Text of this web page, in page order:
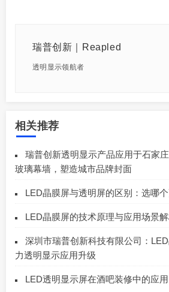
瑞普创新｜Reapled
透明显示领航者
相关推荐
瑞普创新透明显示产品应用于石家
玻璃幕墙，塑造城市品牌封面
LED晶膜屏与透明屏的区别：选哪个
LED晶膜屏的技术原理与应用场景
深圳市瑞普创新科技有限公司：
力透明显示应用升级
LED透明显示屏在酒吧装修中的应用